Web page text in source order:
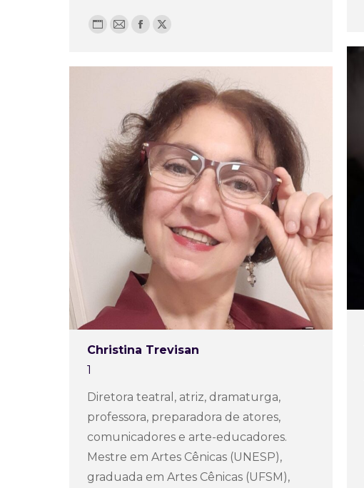
Blog
/
E-
Facebook
X
Christina Trevisan
1
Diretora teatral, atriz, dramaturga,
professora, preparadora de atores,
comunicadores e arte-educadores.
Mestre em Artes Cênicas (UNESP),
graduada em Artes Cênicas (UFSM),